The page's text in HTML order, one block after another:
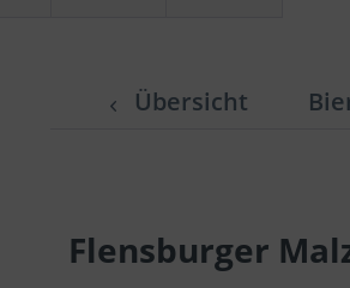
Übersicht
Flensburger